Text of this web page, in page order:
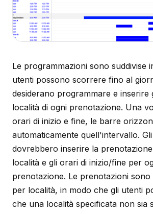
Le programmazioni sono suddivise
utenti possono scorrere fino al
desiderano programmare e inserire
località di ogni prenotazione. Una
orari di inizio e fine, le barre
automaticamente quell'intervallo.
dovrebbero inserire la
località e gli orari di inizio/fine per
prenotazione. Le prenotazioni
per località, in modo che gli utenti
che una località specificata non sia